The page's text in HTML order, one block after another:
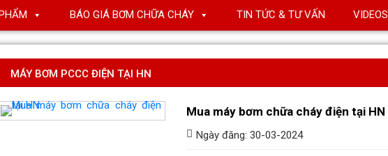
BÁO GIÁ BƠM CHỮA CHÁY TIN TỨC & TƯ VẤN VIDEOS
MÁY BƠM PCCC ĐIỆN TẠI HN
Mua máy bơm chữa cháy điện tại HN
Ngày đăng: 30-03-2024